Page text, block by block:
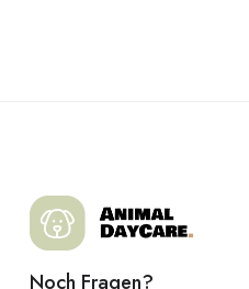
Noch Fragen?